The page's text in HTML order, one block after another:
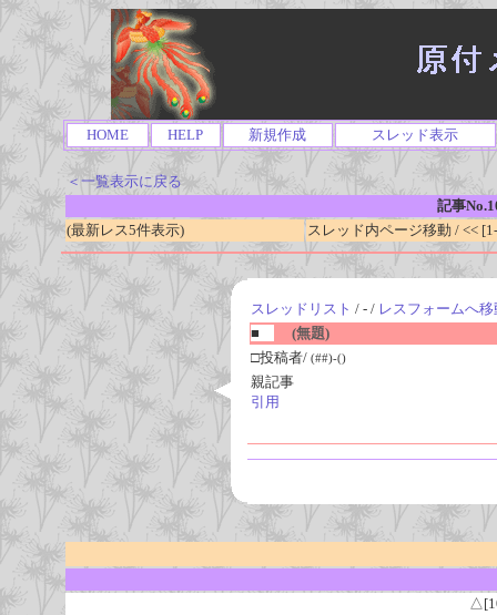
HOME HELP 新規作成 スレッド表示
＜一覧表示に戻る
記事
(最新レス5件表示)
スレッド内ページ移動 / <<
スレッドリスト / - / レスフォームへ移
■
(無題)
□投稿者/ (##)-()
親記事
引用